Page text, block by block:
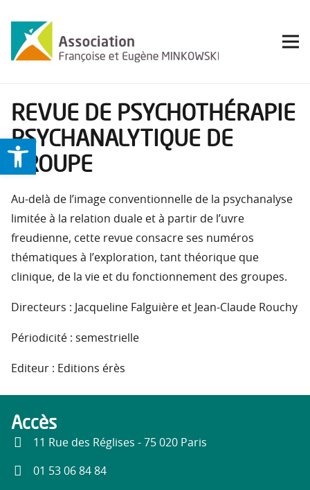
REVUE DE PSYCHOTHÉRAPIE
PSYCHANALYTIQUE DE
GROUPE
Au-delà de l’image conventionnelle de la psychanalyse
limitée à la relation duale et à partir de l’uvre
freudienne, cette revue consacre ses numéros
thématiques à l’exploration, tant théorique que
clinique, de la vie et du fonctionnement des groupes.
Directeurs : Jacqueline Falguière et Jean-Claude Rouchy
Périodicité : semestrielle
Editeur : Editions érès
Accès
11 Rue des Réglises - 75 020 Paris
01 53 06 84 84
Ouvrir la barre d’outils